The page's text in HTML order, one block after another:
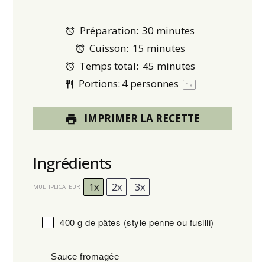
Préparation: 30 minutes
Cuisson: 15 minutes
Temps total: 45 minutes
Portions: 4personnes 1x
IMPRIMER LA RECETTE
Ingrédients
MULTIPLICATEUR 1x 2x 3x
400 g de pâtes (style penne ou fusilli)
Sauce fromagée